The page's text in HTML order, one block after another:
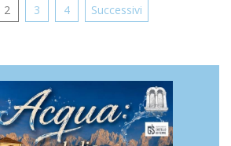
2 3 4 Successivi